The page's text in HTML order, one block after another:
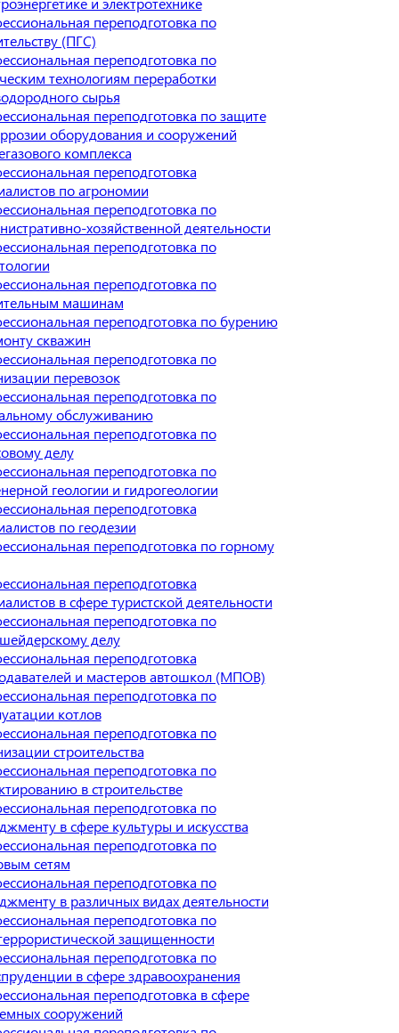
переподготовка по
(ПГС)
переподготовка по
технологиям переработки
сырья
переподготовка по защите
оборудования и сооружений
комплекса
переподготовка
по агрономии
переподготовка по
хозяйственной деятельности
переподготовка по
переподготовка по
машинам
переподготовка по бурению
скважин
переподготовка по
перевозок
переподготовка по
обслуживанию
переподготовка по
делу
переподготовка по
геологии и гидрогеологии
переподготовка
по геодезии
переподготовка по горному
переподготовка
в сфере туристской деятельности
переподготовка по
делу
переподготовка
и мастеров автошкол (МПОВ)
переподготовка по
котлов
переподготовка по
строительства
переподготовка по
в строительстве
переподготовка по
в сфере культуры и искусства
переподготовка по
сетям
переподготовка по
в различных видах деятельности
переподготовка по
защищенности
переподготовка по
в сфере здравоохранения
переподготовка в сфере
сооружений